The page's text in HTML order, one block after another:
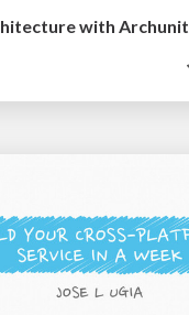
with Archunit